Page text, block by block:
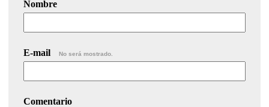
Nombre
E-mail No será mostrado.
Comentario